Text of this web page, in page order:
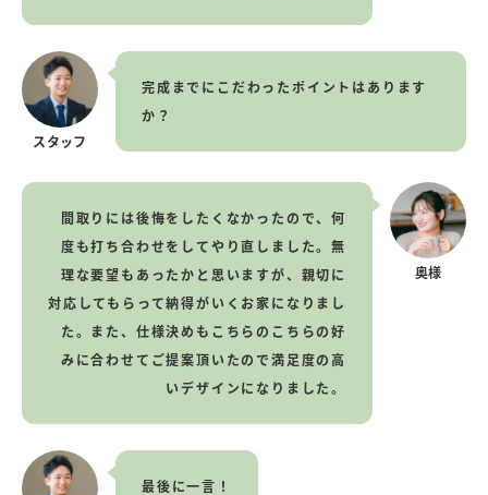
スタッフ
完成までにこだわったポイントはあります
か？
奥様
間取りには後悔をしたくなかったので、何
度も打ち合わせをしてやり直しました。無
理な要望もあったかと思いますが、親切に
対応してもらって納得がいくお家になりまし
た。また、仕様決めもこちらのこちらの好
みに合わせてご提案頂いたので満足度の高
いデザインになりました。
最後に一言！